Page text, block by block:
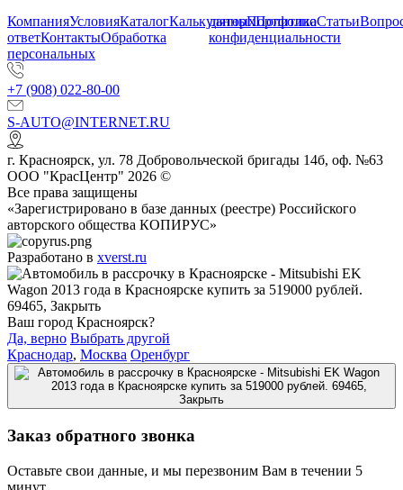
КомпанияУсловияКаталогКалькуляторПортфолиоСтатьи
ответКонтактыОбработка
персональных
данныхПолитика
конфиденциальности
+7 (908) 022-80-00
S-AUTO@INTERNET.RU
г. Красноярск, ул. 78 Добровольческой бригады 14б, оф. №63
ООО "КрасЦентр" 2026 ©
Все права защищены
«Зарегистрировано в базе данных (реестре) Российского
авторского общества КОПИРУС»
Разработано в xverst.ru
Ваш город Красноярск?
Да, верно Выбрать другой
Краснодар, Москва Оренбург
Заказ обратного звонка
Оставьте свои данные, и мы перезвоним Вам в течении 5
минут.